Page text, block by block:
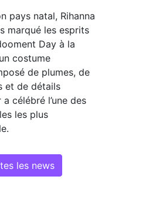
pays natal, Rihanna
marqué les esprits
Day à la
costume
de plumes, de
et de détails
célébré l’une des
les plus
les news